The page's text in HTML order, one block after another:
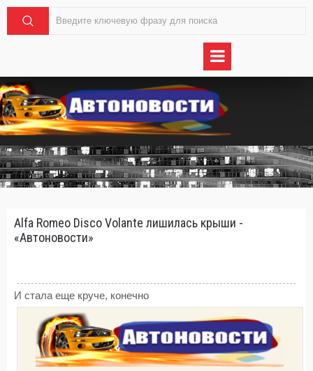
Alfa Romeo Disco Volante лишилась крыши -
«Автоновости»
И стала еще круче, конечно